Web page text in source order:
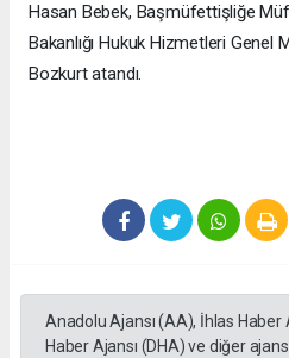
Hasan Bebek, Başmüfettişliğe
Bakanlığı Hukuk Hizmetleri Genel
Bozkurt atandı.
Anadolu Ajansı (AA), İhlas Haber
Haber Ajansı (DHA) ve diğer